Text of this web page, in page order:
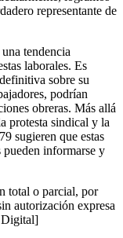
representante de
tendencia
laborales. Es
sobre su
podrían
obreras. Más allá
protesta sindical y la
sugieren que estas
pueden informarse y
total o parcial, por
autorización expresa
Digital]